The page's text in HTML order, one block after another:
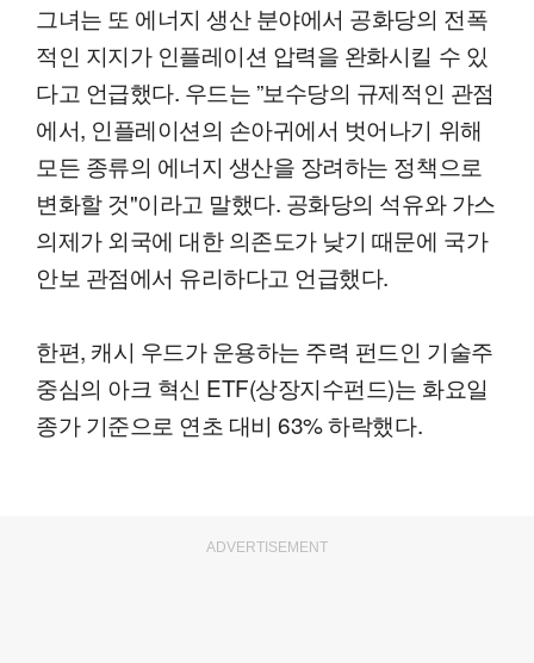
그녀는 또 에너지 생산 분야에서 공화당의 전폭
적인 지지가 인플레이션 압력을 완화시킬 수 있
다고 언급했다. 우드는 ”보수당의 규제적인 관점
에서, 인플레이션의 손아귀에서 벗어나기 위해
모든 종류의 에너지 생산을 장려하는 정책으로
변화할 것"이라고 말했다. 공화당의 석유와 가스
의제가 외국에 대한 의존도가 낮기 때문에 국가
안보 관점에서 유리하다고 언급했다.
한편, 캐시 우드가 운용하는 주력 펀드인 기술주
중심의 아크 혁신 ETF(상장지수펀드)는 화요일
종가 기준으로 연초 대비 63% 하락했다.
ADVERTISEMENT